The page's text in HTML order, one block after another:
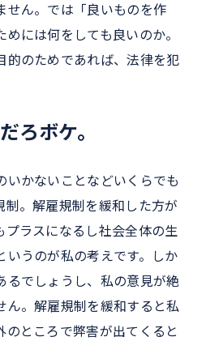
せん。では「良いものを作
には何をしても良いのか。
的のためであれば、法律を犯
ろボケ。
いかないことなどいくらでも
制。解雇規制を緩和した方が
プラスになるし社会全体の生
いうのが私の考えです。しか
るでしょうし、私の意見が絶
ん。解雇規制を緩和すると私
ところで弊害が出てくると